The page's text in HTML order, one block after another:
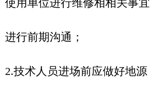
使用单位进行维修相相关事宜
进行前期沟通；
2.技术人员进场前应做好地源